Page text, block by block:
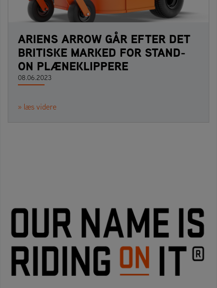
ARIENS ARROW GÅR EFTER DET
BRITISKE MARKED FOR STAND-
ON PLÆNEKLIPPERE
08.06.2023
» læs videre